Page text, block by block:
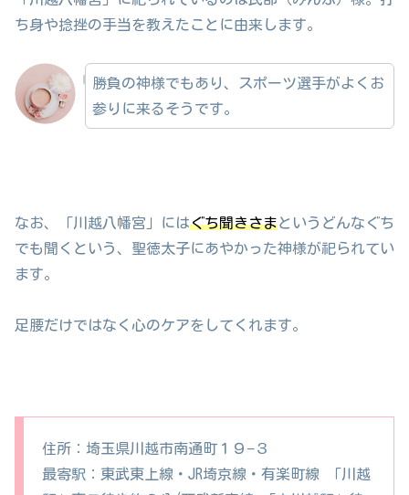
ち身や捻挫の手当を教えたことに由来します。
勝負の神様でもあり、スポーツ選手がよくお
参りに来るそうです。
なお、「川越八幡宮」にはぐち聞きさまというどんなぐち
でも聞くという、聖徳太子にあやかった神様が祀られてい
ます。
足腰だけではなく心のケアをしてくれます。
住所：埼玉県川越市南通町１９−３
最寄駅：東武東上線・JR埼京線・有楽町線 「川越